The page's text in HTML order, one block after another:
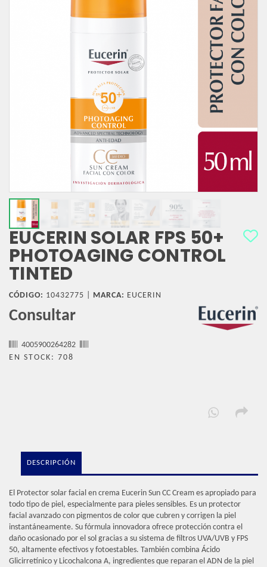
EUCERIN SOLAR FPS 50+
PHOTOAGING CONTROL
TINTED
CÓDIGO: 10432775 | MARCA: EUCERIN
Consultar
4005900264282
EN STOCK: 708
DESCRIPCIÓN
El Protector solar facial en crema Eucerin Sun CC Cream es apropiado para
todo tipo de piel, especialmente para pieles sensibles. Es un protector
facial avanzado con pigmentos de color que cubren y corrigen la piel
instantáneamente. Su fórmula innovadora ofrece protección contra el
daño ocasionado por el sol gracias a su sistema de filtros UVA/UVB y FPS
50, altamente efectivos y fotoestables. También combina Ácido
Glicirretínico y Licochalcona A, ingredientes que reparan el ADN de la piel